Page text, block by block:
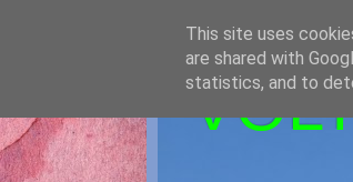
This site uses
are shared with
statistics, and to